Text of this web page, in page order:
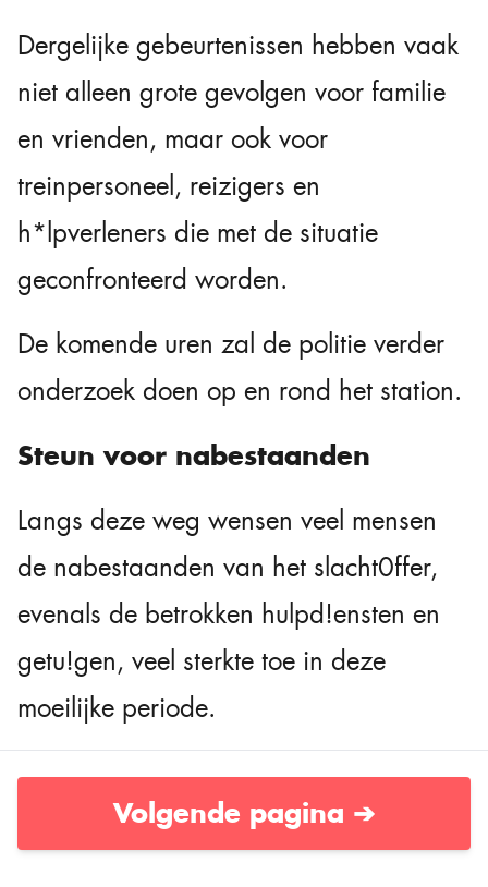
Dergelijke gebeurtenissen hebben vaak
niet alleen grote gevolgen voor familie
en vrienden, maar ook voor
treinpersoneel, reizigers en
h*lpverleners die met de situatie
geconfronteerd worden.
De komende uren zal de politie verder
onderzoek doen op en rond het station.
Steun voor nabestaanden
Langs deze weg wensen veel mensen
de nabestaanden van het slacht0ffer,
evenals de betrokken hulpd!ensten en
getu!gen, veel sterkte toe in deze
moeilijke periode.
Volgende pagina ➔